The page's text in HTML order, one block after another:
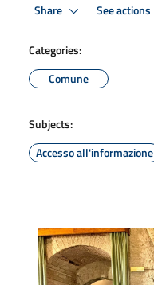
Share See actions
Categories:
Comune
Subjects:
Accesso all'informazione